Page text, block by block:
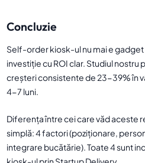
Concluzie
Self-order kiosk-ul nu mai e
investiție cu ROI clar. Studiul nostru
creșteri consistente de 23-39% în
4-7 luni.
Diferența între cei care văd aceste
simplă: 4 factori (poziționare,
integrare bucătărie). Toate 4 sunt